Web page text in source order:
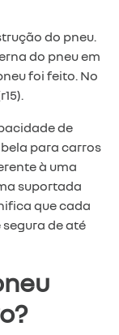
do pneu.
do pneu em
foi feito. No
de
para carros
à uma
suportada
que cada
de até